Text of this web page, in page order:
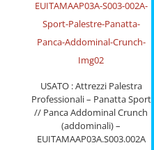
USATO : Attrezzi Palestra
Professionali – Panatta Sport
// Panca Addominal Crunch
(addominali) –
EUITAMAAP03A.S003.002A